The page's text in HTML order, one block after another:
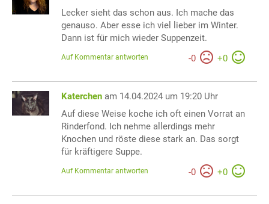
Lecker sieht das schon aus. Ich mache das
genauso. Aber esse ich viel lieber im Winter.
Dann ist für mich wieder Suppenzeit.
-0 +0
Auf Kommentar antworten
Katerchen am 14.04.2024 um 19:20 Uhr
Auf diese Weise koche ich oft einen Vorrat an
Rinderfond. Ich nehme allerdings mehr
Knochen und röste diese stark an. Das sorgt
für kräftigere Suppe.
-0 +0
Auf Kommentar antworten